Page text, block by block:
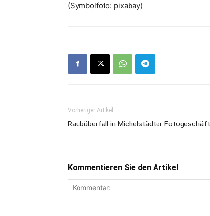
(Symbolfoto: pixabay)
Vorheriger Artikel
Raubüberfall in Michelstädter Fotogeschäft
Kommentieren Sie den Artikel